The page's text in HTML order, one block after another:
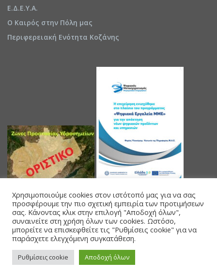
Ε.Δ.Ε.Υ.Α.
Ο Καιρός στην Πόλη μας
Περιφερειακή Ενότητα Κοζάνης
Powered by Databank Solutions s.a.
Χρησιμοποιούμε cookies στον ιστότοπό μας για να σας
προσφέρουμε την πιο σχετική εμπειρία των προτιμήσεων
σας. Κάνοντας κλικ στην επιλογή "Αποδοχή όλων",
συναινείτε στη χρήση όλων των cookies. Ωστόσο,
μπορείτε να επισκεφθείτε τις "Ρυθμίσεις cookie" για να
παράσχετε ελεγχόμενη συγκατάθεση.
Ρυθμίσεις cookie Αποδοχή όλων